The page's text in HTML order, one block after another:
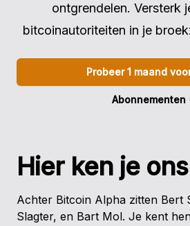
ontgrendelen. Versterk
bitcoinautoriteiten in je
Probeer 1 maand
Abonnementen
Hier ken je
Achter Bitcoin Alpha zitten Bert
Slagter, en Bart Mol. Je kent